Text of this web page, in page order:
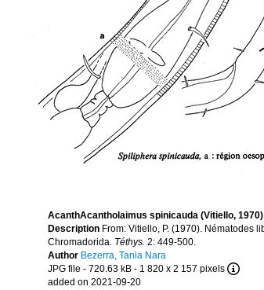
AcanthAcantholaimus spinicauda (Vitiello,
Description From: Vitiello, P. (1970). Nématodes
Chromadorida. Téthys. 2: 449-500.
Author Bezerra, Tania Nara
JPG file - 720.63 kB - 1 820 x 2 157 pixels
added on 2021-09-20